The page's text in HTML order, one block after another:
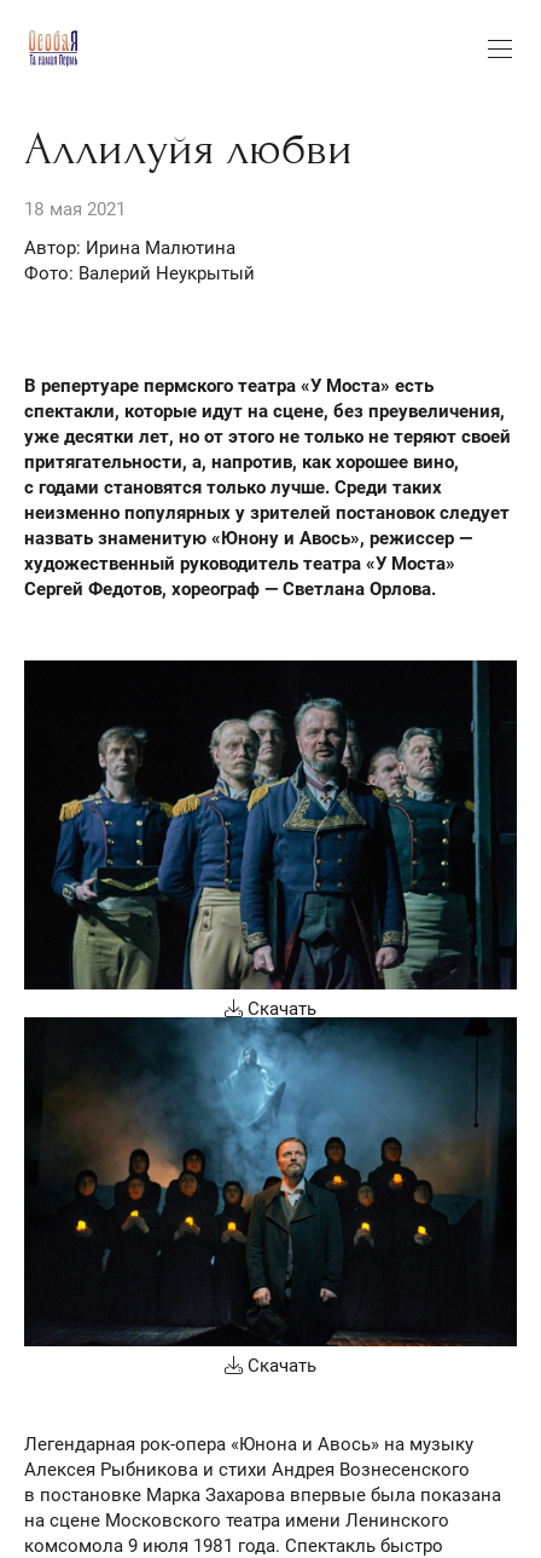
Аллилуйя любви
18 мая 2021
Автор: Ирина Малютина
Фото: Валерий Неукрытый
В репертуаре пермского театра «У Моста» есть
спектакли, которые идут на сцене, без преувеличения,
уже десятки лет, но от этого не только не теряют своей
притягательности, а, напротив, как хорошее вино,
с годами становятся только лучше. Среди таких
неизменно популярных у зрителей постановок следует
назвать знаменитую «Юнону и Авось», режиссер —
художественный руководитель театра «У Моста»
Сергей Федотов, хореограф — Светлана Орлова.
Скачать
Скачать
Легендарная рок-опера «Юнона и Авось» на музыку
Алексея Рыбникова и стихи Андрея Вознесенского
в постановке Марка Захарова впервые была показана
на сцене Московского театра имени Ленинского
комсомола 9 июля 1981 года. Спектакль быстро